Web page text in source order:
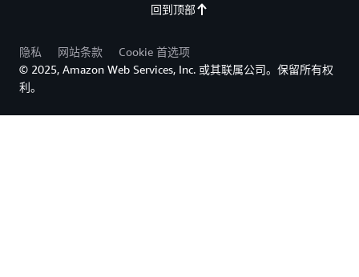
回到顶部
隐私 网站条款
Cookie 首选项
© 2025, Amazon Web Services, Inc. 或其联属公司。保留所有权
利。